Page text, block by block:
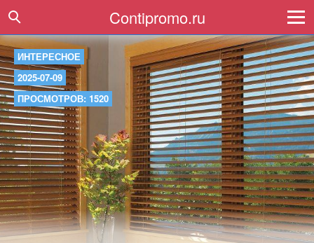
Contipromo.ru
ИНТЕРЕСНОЕ
2025-07-09
ПРОСМОТРОВ: 1520